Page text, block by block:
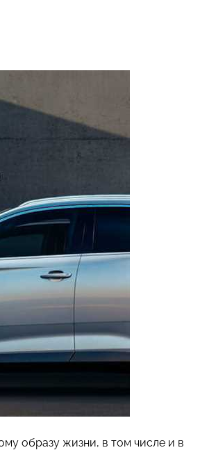
образу жизни, в том числе и в